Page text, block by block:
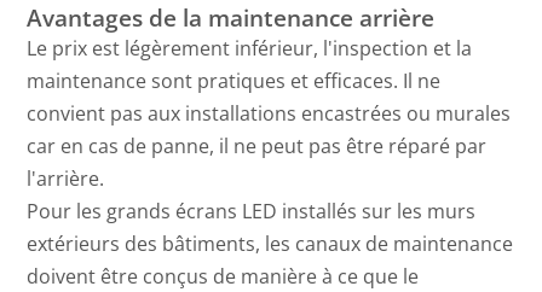
Avantages de la maintenance arrière
Le prix est légèrement inférieur, l'inspection et la
maintenance sont pratiques et efficaces. Il ne
convient pas aux installations encastrées ou murales
car en cas de panne, il ne peut pas être réparé par
l'arrière.
Pour les grands écrans LED installés sur les murs
extérieurs des bâtiments, les canaux de maintenance
doivent être conçus de manière à ce que le